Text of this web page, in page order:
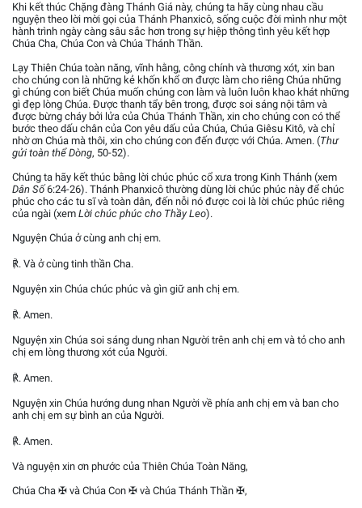
Khi kết thúc Chặng đàng Thánh Giá này, chúng ta hãy cùng nhau cầu
nguyện theo lời mời gọi của Thánh Phanxicô, sống cuộc đời mình như một
hành trình ngày càng sâu sắc hơn trong sự hiệp thông tình yêu kết hợp
Chúa Cha, Chúa Con và Chúa Thánh Thần.
Lạy Thiên Chúa toàn năng, vĩnh hằng, công chính và thương xót, xin ban
cho chúng con là những kẻ khốn khổ ơn được làm cho riêng Chúa những
gì chúng con biết Chúa muốn chúng con làm và luôn luôn khao khát những
gì đẹp lòng Chúa. Được thanh tẩy bên trong, được soi sáng nội tâm và
được bừng cháy bởi lửa của Chúa Thánh Thần, xin cho chúng con có thể
bước theo dấu chân của Con yêu dấu của Chúa, Chúa Giêsu Kitô, và chỉ
nhờ ơn Chúa mà thôi, xin cho chúng con đến được với Chúa. Amen. (Thư
gửi toàn thể Dòng, 50-52).
Chúng ta hãy kết thúc bằng lời chúc phúc cổ xưa trong Kinh Thánh (xem
Dân Số6:24-26). Thánh Phanxicô thường dùng lời chúc phúc này để chúc
phúc cho các tu sĩ và toàn dân, đến nỗi nó được coi là lời chúc phúc riêng
của ngài (xem Lời chúc phúc cho Thầy Leo).
Nguyện Chúa ở cùng anh chị em.
℟. Và ở cùng tinh thần Cha.
Nguyện xin Chúa chúc phúc và gìn giữ anh chị em.
℟. Amen.
Nguyện xin Chúa soi sáng dung nhan Người trên anh chị em và tỏ cho anh
chị em lòng thương xót của Người.
℟. Amen.
Nguyện xin Chúa hướng dung nhan Người về phía anh chị em và ban cho
anh chị em sự bình an của Người.
℟. Amen.
Và nguyện xin ơn phước của Thiên Chúa Toàn Năng,
Chúa Cha ✠ và Chúa Con ✠ và Chúa Thánh Thần ✠,